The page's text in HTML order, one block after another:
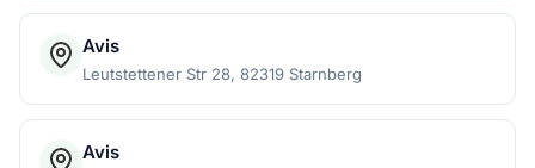
Avis
Leutstettener Str 28, 82319 Starnberg
Avis